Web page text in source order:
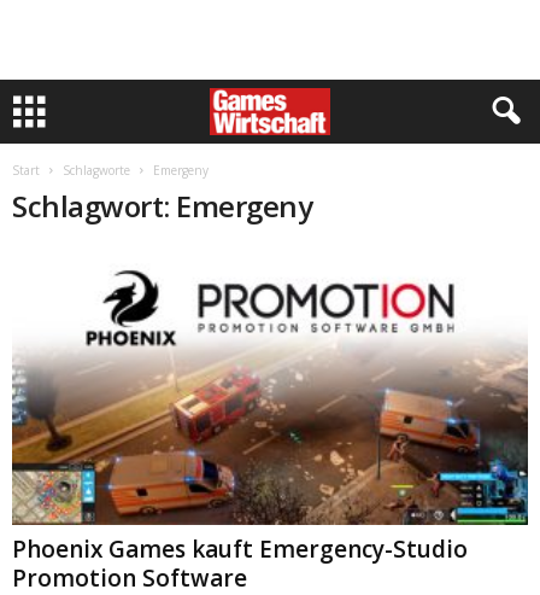
Start Schlagworte Emergeny
Schlagwort: Emergeny
Phoenix Games kauft Emergency-Studio
Promotion Software